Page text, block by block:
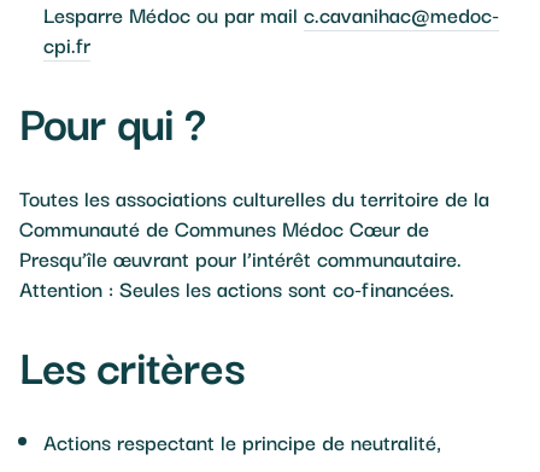
Lesparre Médoc ou par mail c.cavanihac@medoc-
cpi.fr
Pour qui ?
Toutes les associations culturelles du territoire de la
Communauté de Communes Médoc Cœur de
Presqu’île œuvrant pour l’intérêt communautaire.
Attention : Seules les actions sont co-financées.
Les critères
Actions respectant le principe de neutralité,